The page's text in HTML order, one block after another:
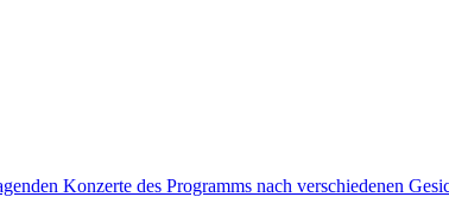
Konzerte des Programms nach verschiedenen